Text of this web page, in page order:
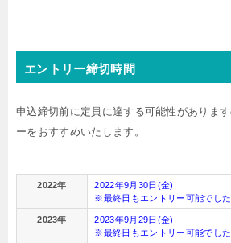
エントリー締切時間
申込締切前に定員に達する可能性がありま
ーをおすすめいたします。
2022年
2022年9月30日(金)
※最終日もエントリー可能でした
2023年
2023年9月29日(金)
※最終日もエントリー可能でした